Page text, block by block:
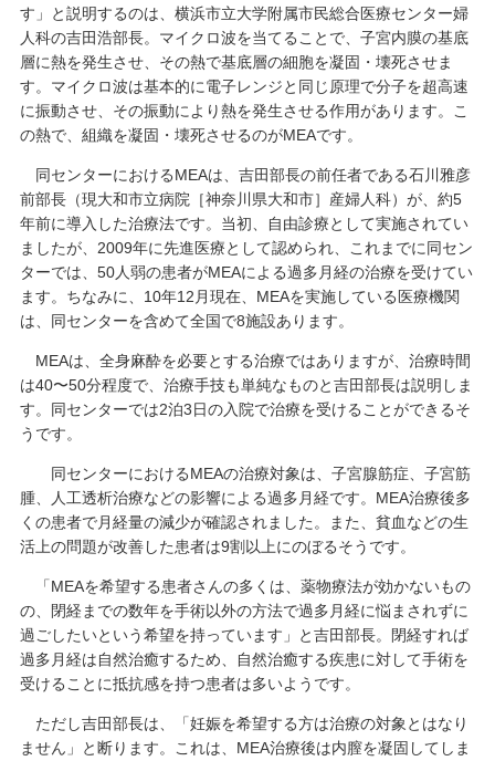
す」と説明するのは、横浜市立大学附属市民総合医療センター婦
人科の吉田浩部長。マイクロ波を当てることで、子宮内膜の基底
層に熱を発生させ、その熱で基底層の細胞を凝固・壊死させま
す。マイクロ波は基本的に電子レンジと同じ原理で分子を超高速
に振動させ、その振動により熱を発生させる作用があります。こ
の熱で、組織を凝固・壊死させるのがMEAです。
同センターにおけるMEAは、吉田部長の前任者である石川雅彦
前部長（現大和市立病院［神奈川県大和市］産婦人科）が、約5
年前に導入した治療法です。当初、自由診療として実施されてい
ましたが、2009年に先進医療として認められ、これまでに同セン
ターでは、50人弱の患者がMEAによる過多月経の治療を受けてい
ます。ちなみに、10年12月現在、MEAを実施している医療機関
は、同センターを含めて全国で8施設あります。
MEAは、全身麻酔を必要とする治療ではありますが、治療時間
は40〜50分程度で、治療手技も単純なものと吉田部長は説明しま
す。同センターでは2泊3日の入院で治療を受けることができるそ
うです。
同センターにおけるMEAの治療対象は、子宮腺筋症、子宮筋
腫、人工透析治療などの影響による過多月経です。MEA治療後多
くの患者で月経量の減少が確認されました。また、貧血などの生
活上の問題が改善した患者は9割以上にのぼるそうです。
「MEAを希望する患者さんの多くは、薬物療法が効かないもの
の、閉経までの数年を手術以外の方法で過多月経に悩まされずに
過ごしたいという希望を持っています」と吉田部長。閉経すれば
過多月経は自然治癒するため、自然治癒する疾患に対して手術を
受けることに抵抗感を持つ患者は多いようです。
ただし吉田部長は、「妊娠を希望する方は治療の対象とはなり
ません」と断ります。これは、MEA治療後は内膣を凝固してしま